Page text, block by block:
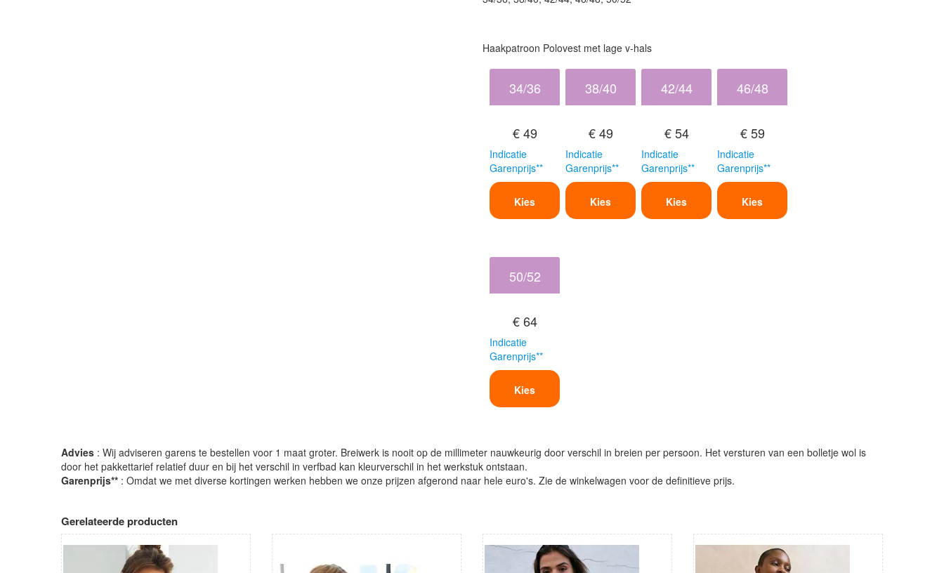
Haakpatroon Polovest met lage v-hals
34/36
€ 49
Indicatie
Garenprijs**
Kies
38/40
€ 49
Indicatie
Garenprijs**
Kies
42/44
€ 54
Indicatie
Garenprijs**
Kies
46/48
€ 59
Indicatie
Garenprijs**
Kies
50/52
€ 64
Indicatie
Garenprijs**
Kies
Advies : Wij adviseren garens te bestellen voor 1 maat groter. Breiwerk is nooit op de millimeter nauwkeurig door verschil in breien per persoon. Het versturen van een bolletje wol is
door het pakkettarief relatief duur en bij het verschil in verfbad kan kleurverschil in het werkstuk ontstaan.
Garenprijs** : Omdat we met diverse kortingen werken hebben we onze prijzen afgerond naar hele euro's. Zie de winkelwagen voor de definitieve prijs.
Gerelateerde producten